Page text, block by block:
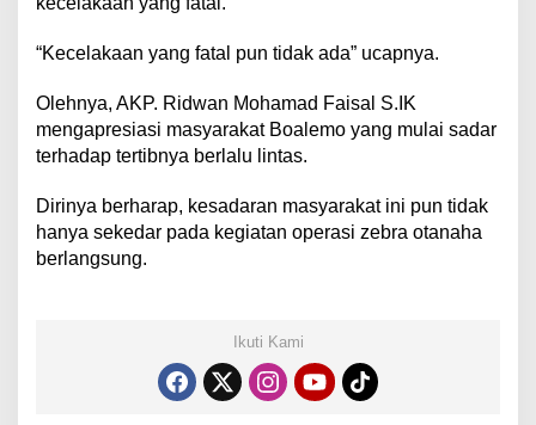
“Kecelakaan yang fatal pun tidak ada” ucapnya.
Olehnya, AKP. Ridwan Mohamad Faisal S.IK
mengapresiasi masyarakat Boalemo yang mulai sadar
terhadap tertibnya berlalu lintas.
Dirinya berharap, kesadaran masyarakat ini pun tidak
hanya sekedar pada kegiatan operasi zebra otanaha
berlangsung.
Ikuti Kami